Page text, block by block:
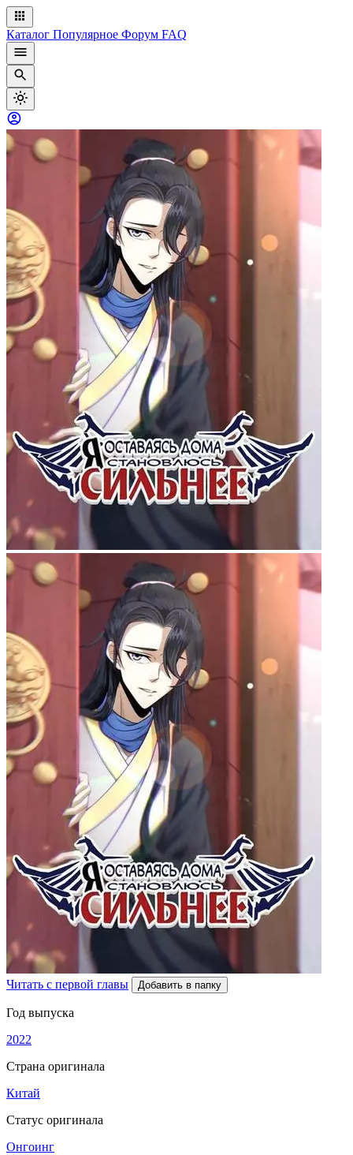
Каталог Популярное Форум FAQ
Читать с первой главы Добавить в папку
Год выпуска
2022
Страна оригинала
Китай
Статус оригинала
Онгоинг